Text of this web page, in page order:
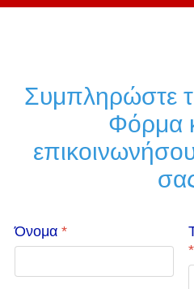
Συμπληρώστε
Φόρμα
Όνομα *
*